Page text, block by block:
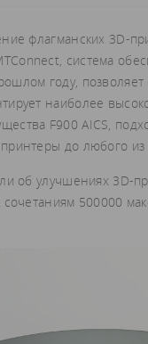
флагманских 3D-
система
году,
наиболее
F900 AICS,
до любого
об улучшениях 3D-
сочетаниям 500000